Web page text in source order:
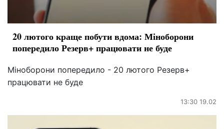
20 лютого краще побути вдома: Міноборони
попередило Резерв+ працювати не буде
Міноборони попередило - 20 лютого Резерв+
працювати не буде
13:30 19.02